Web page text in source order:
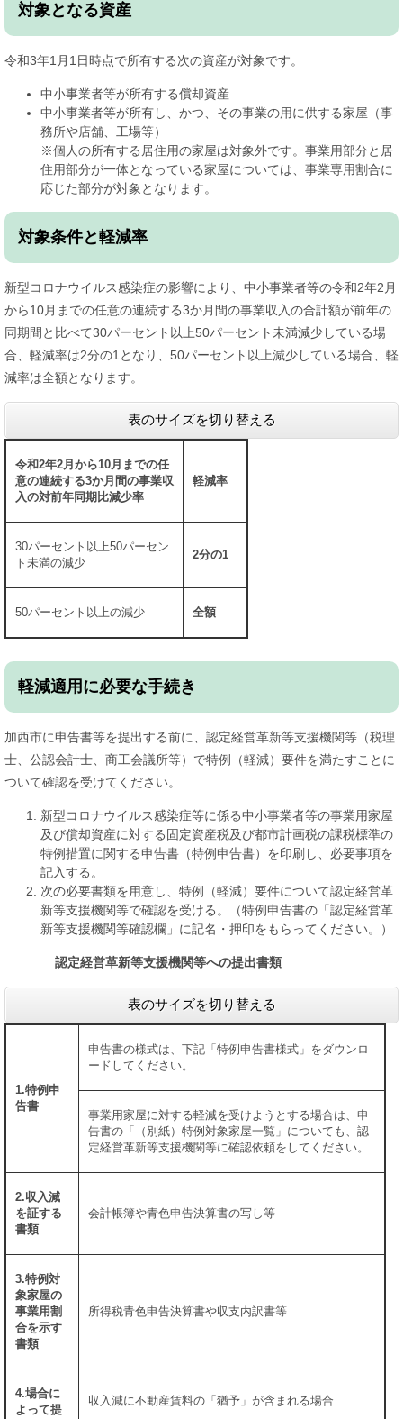
対象となる資産
令和3年1月1日時点で所有する次の資産が対象です。
中小事業者等が所有する償却資産
中小事業者等が所有し、かつ、その事業の用に供する家屋（事
務所や店舗、工場等）
※個人の所有する居住用の家屋は対象外です。事業用部分と居
住用部分が一体となっている家屋については、事業専用割合に
応じた部分が対象となります。
対象条件と軽減率
新型コロナウイルス感染症の影響により、中小事業者等の令和2年2月
から10月までの任意の連続する3か月間の事業収入の合計額が前年の
同期間と比べて30パーセント以上50パーセント未満減少している場
合、軽減率は2分の1となり、50パーセント以上減少している場合、軽
減率は全額となります。
表のサイズを切り替える
令和2年2月から10月までの任
意の連続する3か月間の事業収
入の対前年同期比減少率
軽減率
30パーセント以上50パーセン
ト未満の減少
2分の1
50パーセント以上の減少 全額
軽減適用に必要な手続き
加西市に申告書等を提出する前に、認定経営革新等支援機関等（税理
士、公認会計士、商工会議所等）で特例（軽減）要件を満たすことに
ついて確認を受けてください。
新型コロナウイルス感染症等に係る中小事業者等の事業用家屋
及び償却資産に対する固定資産税及び都市計画税の課税標準の
特例措置に関する申告書（特例申告書）を印刷し、必要事項を
記入する。
次の必要書類を用意し、特例（軽減）要件について認定経営革
新等支援機関等で確認を受ける。（特例申告書の「認定経営革
新等支援機関等確認欄」に記名・押印をもらってください。）
認定経営革新等支援機関等への提出書類
表のサイズを切り替える
1.特例申
告書
申告書の様式は、下記「特例申告書様式」をダウンロ
ードしてください。
事業用家屋に対する軽減を受けようとする場合は、申
告書の「（別紙）特例対象家屋一覧」についても、認
定経営革新等支援機関等に確認依頼をしてください。
2.収入減
を証する
書類
会計帳簿や青色申告決算書の写し等
3.特例対
象家屋の
事業用割
合を示す
書類
所得税青色申告決算書や収支内訳書等
4.場合に
よって提
収入減に不動産賃料の「猶予」が含まれる場合